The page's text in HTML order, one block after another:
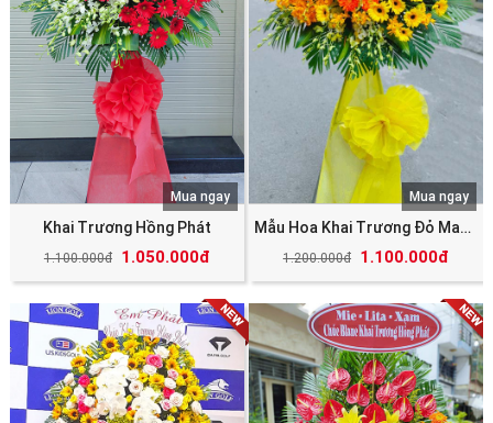
Khai Trương Hồng Phát
1.100.000đ 1.050.000đ
Mua ngay
Mẫu Hoa Khai Trương Đỏ May Mắn Tài Lộc
1.200.000đ 1.100.000đ
Mua ngay